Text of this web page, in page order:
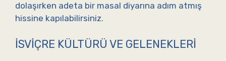
dolaşırken adeta bir masal diyarına adım atmış
hissine kapılabilirsiniz.
İSVIÇRE KÜLTÜRÜ VE GELENEKLERI